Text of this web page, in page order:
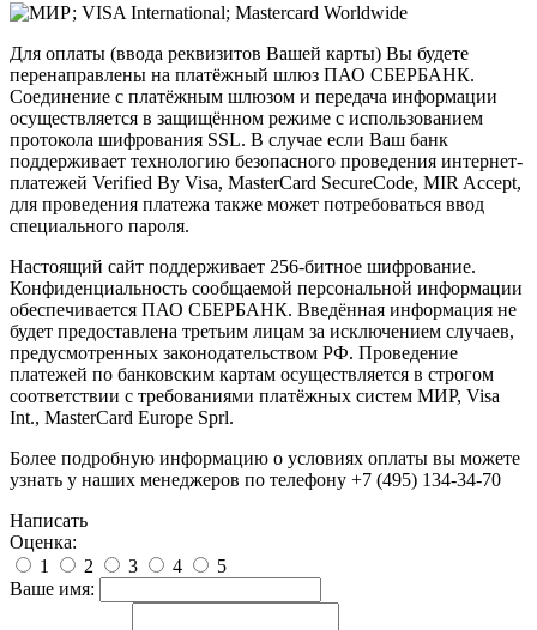
Для оплаты (ввода реквизитов Вашей карты) Вы будете
перенаправлены на платёжный шлюз ПАО СБЕРБАНК.
Соединение с платёжным шлюзом и передача информации
осуществляется в защищённом режиме с использованием
протокола шифрования SSL. В случае если Ваш банк
поддерживает технологию безопасного проведения интернет-
платежей Verified By Visa, MasterCard SecureCode, MIR Accept,
для проведения платежа также может потребоваться ввод
специального пароля.
Настоящий сайт поддерживает 256-битное шифрование.
Конфиденциальность сообщаемой персональной информации
обеспечивается ПАО СБЕРБАНК. Введённая информация не
будет предоставлена третьим лицам за исключением случаев,
предусмотренных законодательством РФ. Проведение
платежей по банковским картам осуществляется в строгом
соответствии с требованиями платёжных систем МИР, Visa
Int., MasterCard Europe Sprl.
Более подробную информацию о условиях оплаты вы можете
узнать у наших менеджеров по телефону +7 (495) 134-34-70
Написать
Оценка:
1
2 3 4
5
Ваше имя: